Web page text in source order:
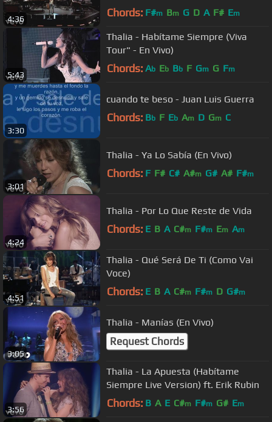
4:36 Chords: F#m Bm G D A F# Em
5:43
Thalia - Habítame Siempre (Viva
Tour" - En Vivo)
Chords: Ab Eb Bb F Gm G Fm
3:30
cuando te beso - Juan Luis Guerra
Chords: Bb F Eb Am D Gm C
3:01
Thalia - Ya Lo Sabía (En Vivo)
Chords: F F# C# A#m G# A# F#m
4:24
Thalia - Por Lo Que Reste de Vida
Chords: E B A C#m F#m Em Am
4:51
Thalia - Qué Será De Ti (Como Vai
Voce)
Chords: E B A C#m F#m D G#m
3:05
Thalia - Manías (En Vivo)
Request Chords
3:56
Thalia - La Apuesta (Habítame
Siempre Live Version) ft. Erik Rubin
Chords: B A E C#m F#m G# Em